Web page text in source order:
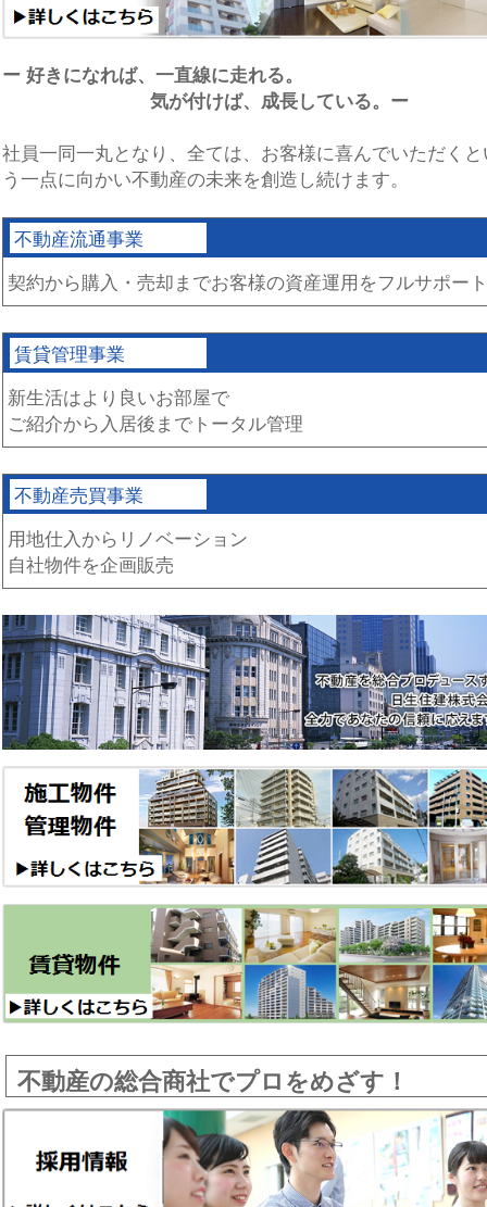
ー 好きになれば、一直線に走れる。
気が付けば、成長している。ー
社員一同一丸となり、全ては、お客様に喜んでいただく
う一点に向かい不動産の未来を創造し続けます。
不動産流通事業
契約から購入・売却までお客様の資産運用をフルサポート
賃貸管理事業
新生活はより良いお部屋で
ご紹介から入居後までトータル管理
不動産売買事業
用地仕入からリノベーション
自社物件を企画販売
不動産の総合商社でプロをめざす！